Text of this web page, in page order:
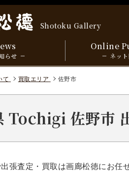
Shotoku Gallery
らせ
Online
ネッ
て 買取エリア 佐野市
Tochigi 佐野市
張査定・買取は画廊松徳にお任